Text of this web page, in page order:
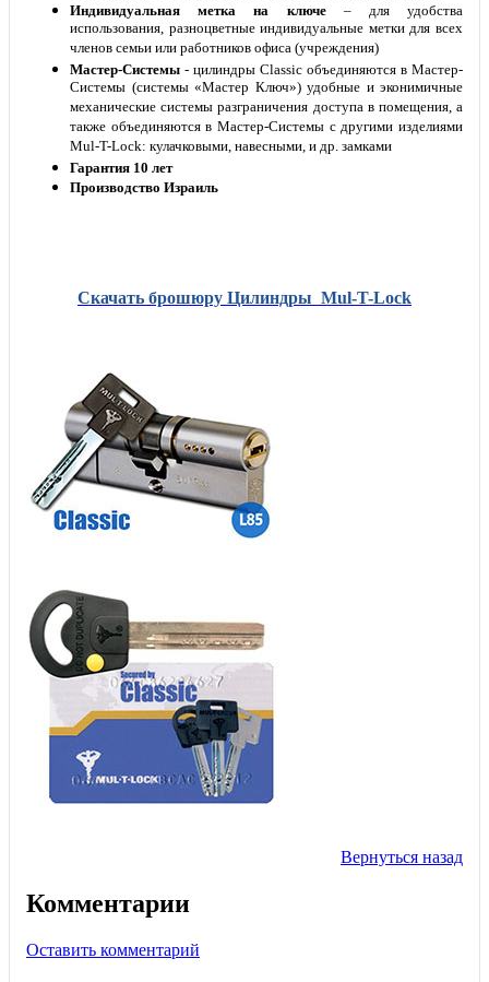
Индивидуальная метка на ключе – для удобства
использования, разноцветные индивидуальные метки для всех
членов семьи или работников офиса (учреждения)
Мастер-Системы - цилиндры Classic объединяются в Мастер-
Системы (системы «Мастер Ключ») удобные и эконимичные
механические системы разграничения доступа в помещения, а
также объединяются в Мастер-Системы с другими изделиями
Mul-T-Lock: кулачковыми, навесными, и др. замками
Гарантия 10 лет
Производство Израиль
Скачать брошюру Цилиндры Mul-T-Lock
Вернуться назад
Комментарии
Оставить комментарий